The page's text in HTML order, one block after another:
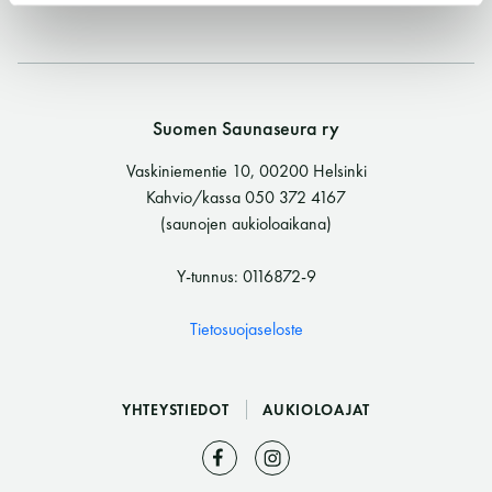
Vuosikortti - M / N
Vaskiniementie 10, 00200 Helsinki
Kahvio/kassa 050 372 4167
(saunojen aukioloaikana)
Suomen Saunaseura ry
Vaskiniementie 10, 00200 Helsinki
Kahvio/kassa 050 372 4167
(saunojen aukioloaikana)
Y-tunnus: 0116872-9
Tietosuojaseloste
YHTEYSTIEDOT AUKIOLOAJAT